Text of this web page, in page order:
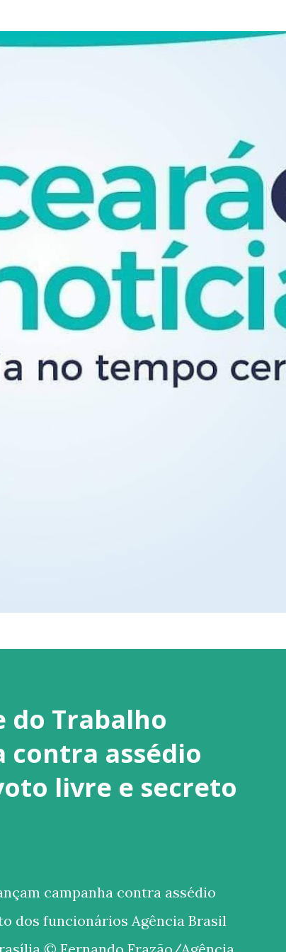
do Trabalho
contra assédio
livre e secreto
campanha contra assédio
dos funcionários Agência Brasil